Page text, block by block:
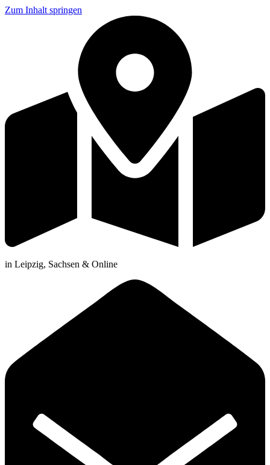
Zum Inhalt springen
in Leipzig, Sachsen & Online